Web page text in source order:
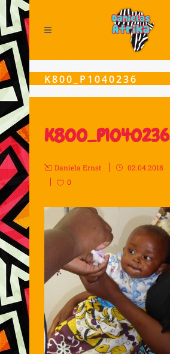
K800_P1040236
K800_P1040236
Daniela Ernst 02.04.2018
0